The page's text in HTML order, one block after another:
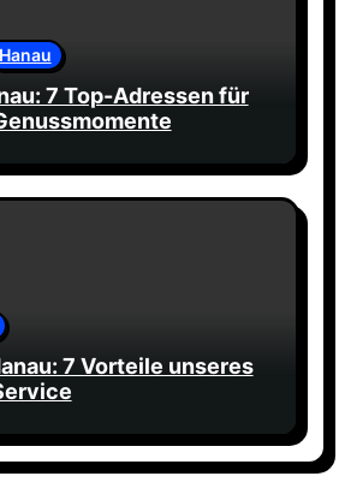
Hanau
7 Top-Adressen für
7 Vorteile unseres